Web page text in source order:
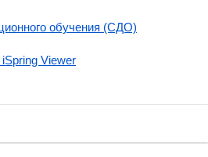
обучения (СДО)
Viewer